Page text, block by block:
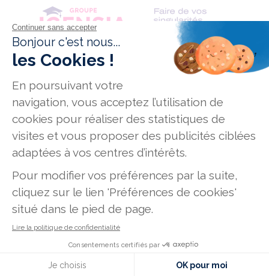
Conditions générales de vente
Données personnelles
Mentions légales
Mission Handicap
Offres d'emploi
Plan du site
231, rue de La Garenne - 92000 Nanterre
7-9, rue Jean-Marie Leclair - 69009 Lyon